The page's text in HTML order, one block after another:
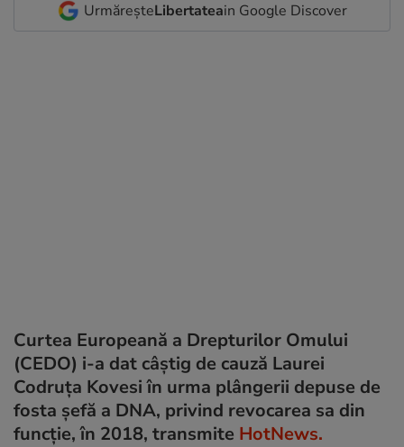
UrmăreșteLibertateain Google Discover
Curtea Europeană a Drepturilor Omului
(CEDO) i-a dat câștig de cauză Laurei
Codruța Kovesi în urma plângerii depuse de
fosta șefă a DNA, privind revocarea sa din
funcție, în 2018, transmite HotNews.